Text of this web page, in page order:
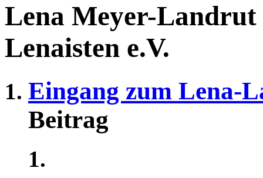
Lena Meyer-
Lenaisten e.V.
Eingang zum Lena-
Beitrag